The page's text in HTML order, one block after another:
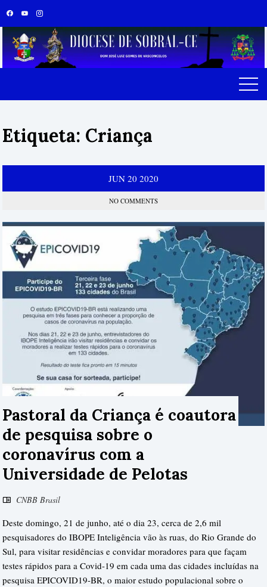
content
Etiqueta: Criança
JUN 20 2020
NO COMMENTS
Pastoral da Criança é coautora
de pesquisa sobre o
coronavírus com a
Universidade de Pelotas
CNBB Brasil
Deste domingo, 21 de junho, até o dia 23, cerca de 2,6 mil
pesquisadores do IBOPE Inteligência vão às ruas, do Rio Grande do
Sul, para visitar residências e convidar moradores para que façam
testes rápidos para a Covid-19 em cada uma das cidades incluídas na
pesquisa EPICOVID19-BR, o maior estudo populacional sobre o